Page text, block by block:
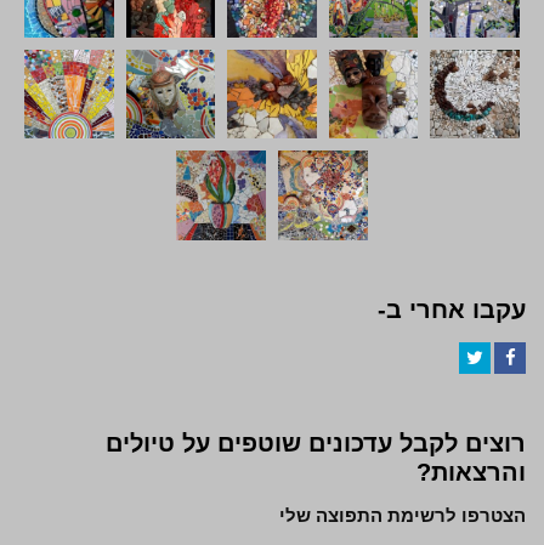
עקבו אחרי ב-
רוצים לקבל עדכונים שוטפים על טיולים
והרצאות?
הצטרפו לרשימת התפוצה שלי